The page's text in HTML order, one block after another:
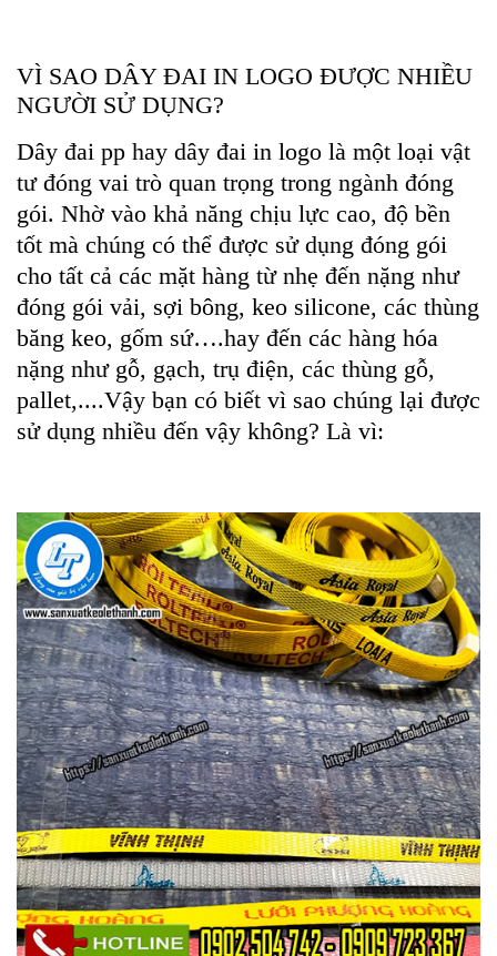
VÌ SAO DÂY ĐAI IN LOGO ĐƯỢC NHIỀU
NGƯỜI SỬ DỤNG?
Dây đai pp hay dây đai in logo là một loại vật
tư đóng vai trò quan trọng trong ngành đóng
gói. Nhờ vào khả năng chịu lực cao, độ bền
tốt mà chúng có thể được sử dụng đóng gói
cho tất cả các mặt hàng từ nhẹ đến nặng như
đóng gói vải, sợi bông, keo silicone, các thùng
băng keo, gốm sứ….hay đến các hàng hóa
nặng như gỗ, gạch, trụ điện, các thùng gỗ,
pallet,....Vậy bạn có biết vì sao chúng lại được
sử dụng nhiều đến vậy không? Là vì: